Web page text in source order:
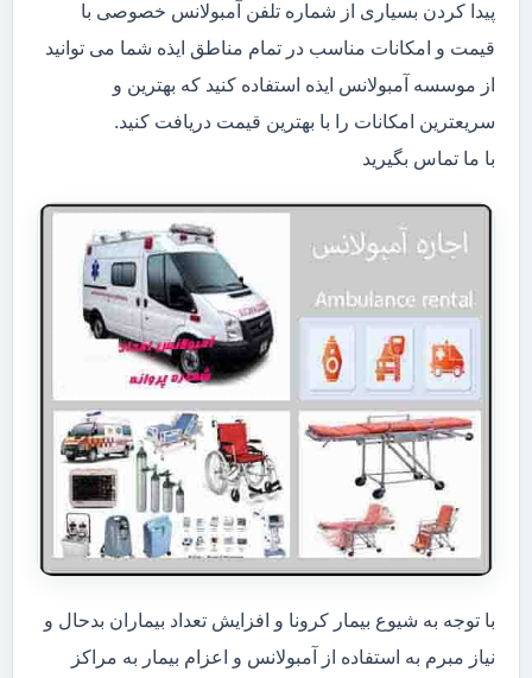
پیدا کردن بسیاری از شماره تلفن آمبولانس خصوصی با
قیمت و امکانات مناسب در تمام مناطق ایذه شما می توانید
از موسسه آمبولانس ایذه استفاده کنید که بهترین و
سریعترین امکانات را با بهترین قیمت دریافت کنید.
با ما تماس بگیرید
با توجه به شیوع بیمار کرونا و افزایش تعداد بیماران بدحال و
نیاز مبرم به استفاده از آمبولانس و اعزام بیمار به مراکز